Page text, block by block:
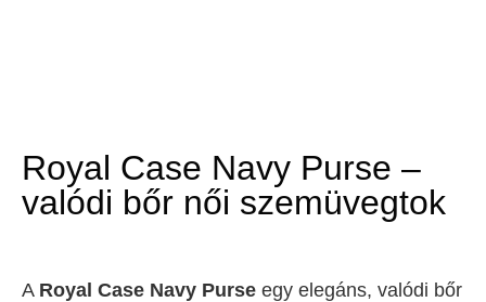
Royal Case Navy Purse –
valódi bőr női szemüvegtok
A Royal Case Navy Purse egy elegáns, valódi bőr